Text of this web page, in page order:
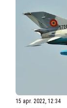
15 apr. 2022, 12:34